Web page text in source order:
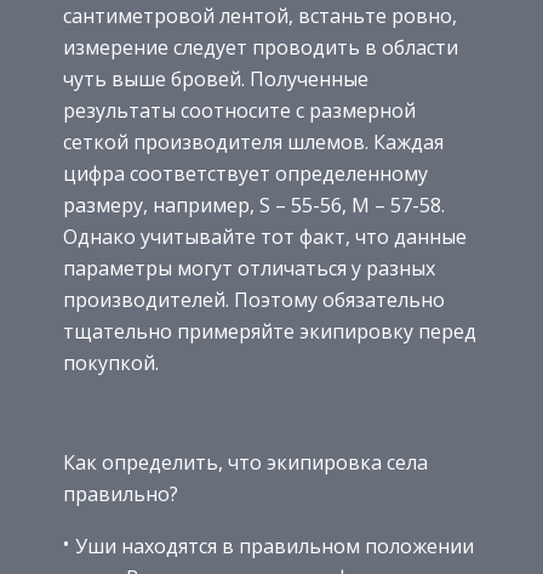
сантиметровой лентой, встаньте ровно,
измерение следует проводить в области
чуть выше бровей. Полученные
результаты соотносите с размерной
сеткой производителя шлемов. Каждая
цифра соответствует определенному
размеру, например, S – 55-56, M – 57-58.
Однако учитывайте тот факт, что данные
параметры могут отличаться у разных
производителей. Поэтому обязательно
тщательно примеряйте экипировку перед
покупкой.
Как определить, что экипировка села
правильно?
Уши находятся в правильном положении